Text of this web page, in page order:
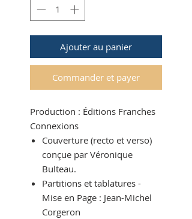
Ajouter au panier
Commander et payer
Production : Éditions Franches
Connexions
Couverture (recto et verso)
conçue par Véronique
Bulteau.
Partitions et tablatures -
Mise en Page : Jean-Michel
Corgeron